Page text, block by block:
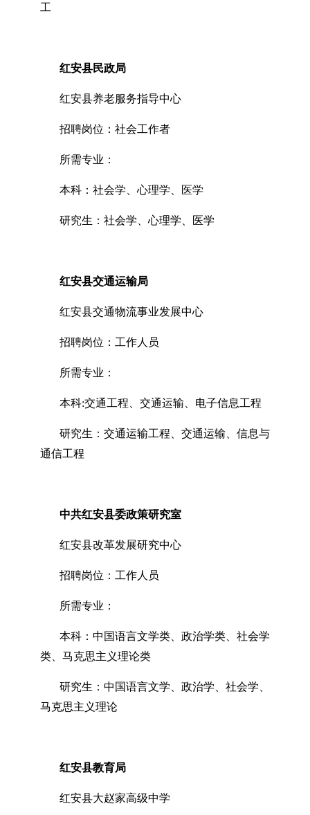
工
红安县民政局
红安县养老服务指导中心
招聘岗位：社会工作者
所需专业：
本科：社会学、心理学、医学
研究生：社会学、心理学、医学
红安县交通运输局
红安县交通物流事业发展中心
招聘岗位：工作人员
所需专业：
本科:交通工程、交通运输、电子信息工程
研究生：交通运输工程、交通运输、信息与
通信工程
中共红安县委政策研究室
红安县改革发展研究中心
招聘岗位：工作人员
所需专业：
本科：中国语言文学类、政治学类、社会学
类、马克思主义理论类
研究生：中国语言文学、政治学、社会学、
马克思主义理论
红安县教育局
红安县大赵家高级中学